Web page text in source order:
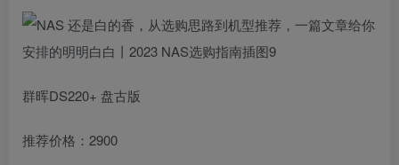
群晖DS220+ 盘古版
推荐价格：2900